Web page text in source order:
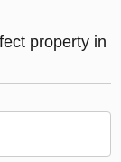
property in